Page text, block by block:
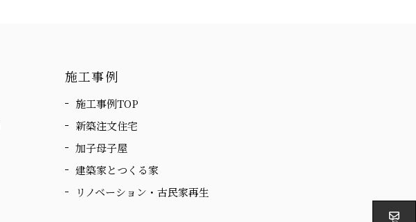
施工事例
施工事例TOP
新築注文住宅
加子母子屋
建築家とつくる家
リノベーション・古民家再生